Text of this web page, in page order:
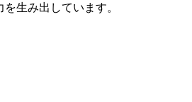
生み出しています。